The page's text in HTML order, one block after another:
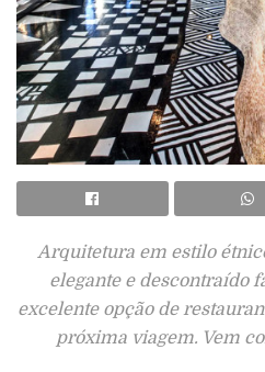
Arquitetura em estilo
elegante e descontraído
excelente opção de
próxima viagem. Vem